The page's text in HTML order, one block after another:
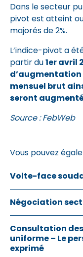
Dans le secteur
pivot est atteint
majorés de 2%.
L’indice-pivot a
partir du1er avril
d’augmentation
mensuel brut
seront
Source : FebWeb
Vous pouvez
Volte-face
Négociation
Consultation
uniforme – Le
exprimé